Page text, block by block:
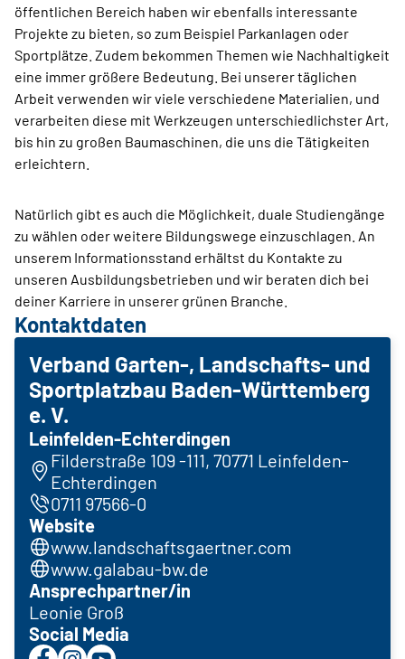
öffentlichen Bereich haben wir ebenfalls interessante
Projekte zu bieten, so zum Beispiel Parkanlagen oder
Sportplätze. Zudem bekommen Themen wie Nachhaltigkeit
eine immer größere Bedeutung. Bei unserer täglichen
Arbeit verwenden wir viele verschiedene Materialien, und
verarbeiten diese mit Werkzeugen unterschiedlichster Art,
bis hin zu großen Baumaschinen, die uns die Tätigkeiten
erleichtern.
Natürlich gibt es auch die Möglichkeit, duale Studiengänge
zu wählen oder weitere Bildungswege einzuschlagen. An
unserem Informationsstand erhältst du Kontakte zu
unseren Ausbildungsbetrieben und wir beraten dich bei
deiner Karriere in unserer grünen Branche.
Kontaktdaten
Verband Garten-, Landschafts- und
Sportplatzbau Baden-Württemberg
e. V.
Leinfelden-Echterdingen
Filderstraße 109 -111, 70771 Leinfelden-
Echterdingen
0711 97566-0
Website
www.landschaftsgaertner.com
www.galabau-bw.de
Ansprechpartner/in
Leonie Groß
Social Media